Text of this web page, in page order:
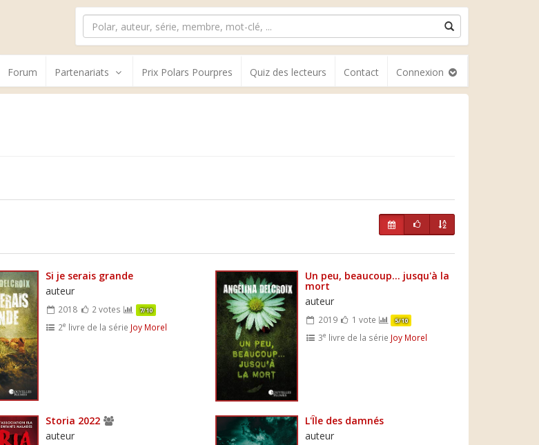
Forum Partenariats Prix Polars Pourpres Quiz des lecteurs Contact Connexion
Si je serais grande
auteur
2018 2 votes 7/10
2e livre de la série Joy Morel
Un peu, beaucoup... jusqu'à la
mort
auteur
2019 1 vote 5/10
3e livre de la série Joy Morel
Storia 2022
auteur
L'Île des damnés
auteur